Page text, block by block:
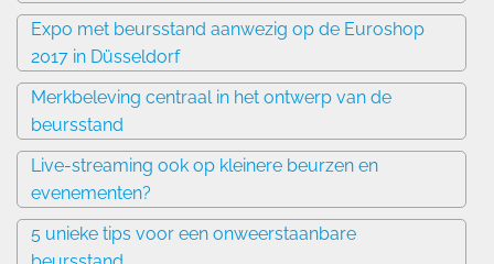
Expo met beursstand aanwezig op de Euroshop
2017 in Düsseldorf
Merkbeleving centraal in het ontwerp van de
beursstand
Live-streaming ook op kleinere beurzen en
evenementen?
5 unieke tips voor een onweerstaanbare